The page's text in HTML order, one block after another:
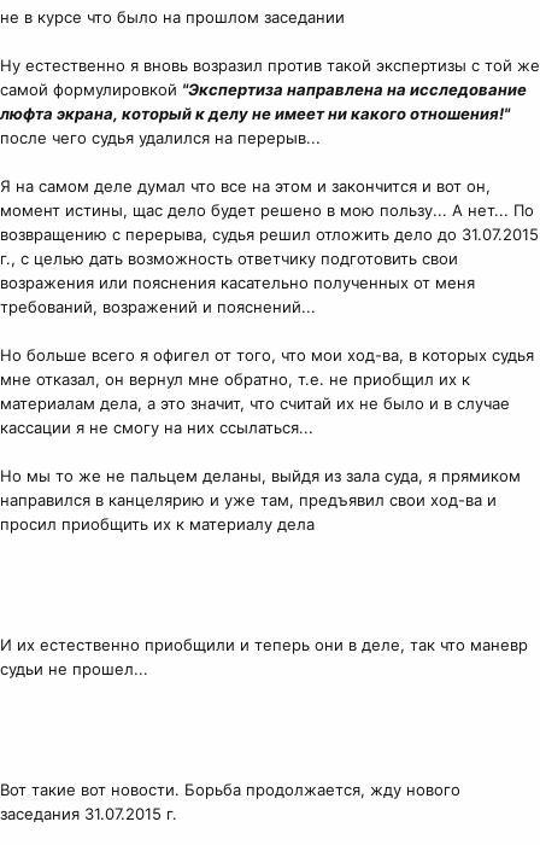
не в курсе что было на прошлом заседании
Ну естественно я вновь возразил против такой экспертизы с той же
самой формулировкой "Экспертиза направлена на исследование
люфта экрана, который к делу не имеет ни какого отношения!"
после чего судья удалился на перерыв...
Я на самом деле думал что все на этом и закончится и вот он,
момент истины, щас дело будет решено в мою пользу... А нет... По
возвращению с перерыва, судья решил отложить дело до 31.07.2015
г., с целью дать возможность ответчику подготовить свои
возражения или пояснения касательно полученных от меня
требований, возражений и пояснений...
Но больше всего я офигел от того, что мои ход-ва, в которых судья
мне отказал, он вернул мне обратно, т.е. не приобщил их к
материалам дела, а это значит, что считай их не было и в случае
кассации я не смогу на них ссылаться...
Но мы то же не пальцем деланы, выйдя из зала суда, я прямиком
направился в канцелярию и уже там, предъявил свои ход-ва и
просил приобщить их к материалу дела
И их естественно приобщили и теперь они в деле, так что маневр
судьи не прошел...
Вот такие вот новости. Борьба продолжается, жду нового
заседания 31.07.2015 г.